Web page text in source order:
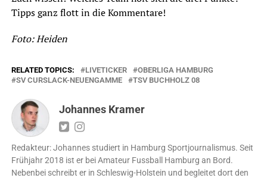
Tipps ganz flott in die Kommentare!
Foto: Heiden
RELATED TOPICS: LIVETICKER
OBERLIGA HAMBURG
SV CURSLACK-NEUENGAMME
TSV BUCHHOLZ 08
Johannes Kramer
Redakteur: Johannes studiert in Hamburg Sportjournalismus. Seit
Frühjahr 2018 ist er bei Amateur Fussball Hamburg an Bord.
Nebenbei schreibt er in Schleswig-Holstein und begleitet dort den